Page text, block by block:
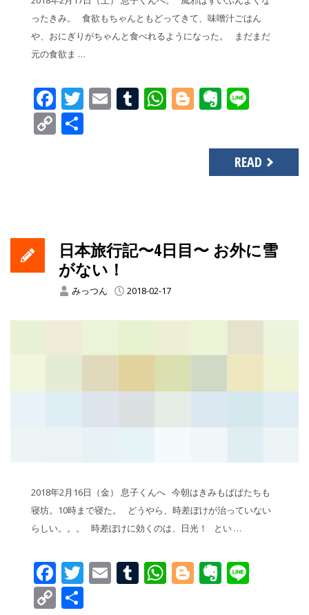
ったきみ。 食欲もちゃんともどってきて、味噌汁ごはん
や、おにぎりがちゃんと食べれるようになった。 まだまだ
元の食欲ま …
Facebook
Twitter
EmailTumblr
WhatsApp
Blogger
Copy
READ
日本旅行記〜4日目〜 お外に雪
がない！
みっつん 2018-02-17
2018年2月16日（金） 息子くんへ 今朝はきみもぱぱたちも
寝坊。10時まで寝た。 どうやら、時差ぼけが治っていない
らしい。。。 時差ぼけに効くのは、日光！ とい …
Facebook
Twitter
EmailTumblr
WhatsApp
Blogger
Copy